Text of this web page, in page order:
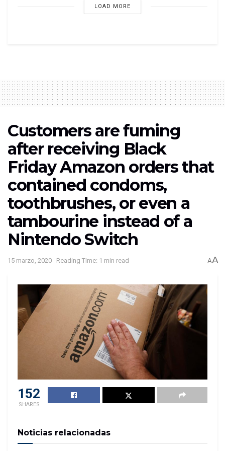
LOAD MORE
Customers are fuming
after receiving Black
Friday Amazon orders that
contained condoms,
toothbrushes, or even a
tambourine instead of a
Nintendo Switch
15 marzo, 2020 Reading Time: 1 min read AA
152
SHARES
Noticias relacionadas